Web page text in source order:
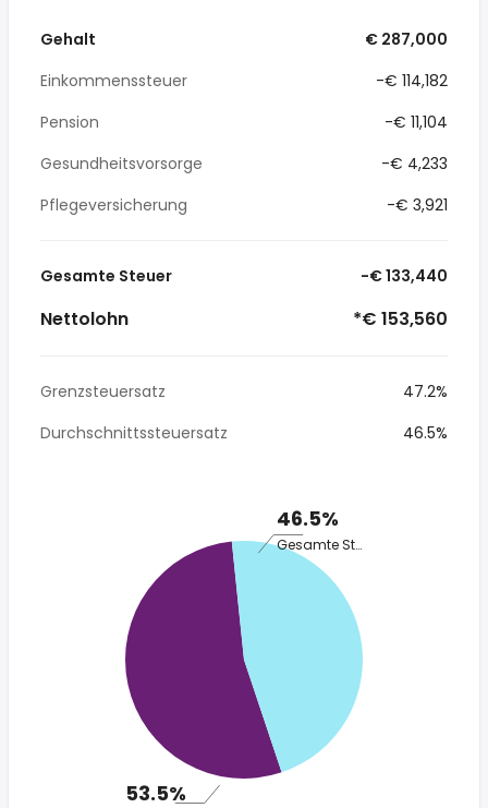
Gehalt
€ 287,000
Einkommenssteuer
-€ 114,182
Pension
-€ 11,104
Gesundheitsvorsorge
-€ 4,233
Pflegeversicherung
-€ 3,921
Gesamte Steuer -€ 133,440
Nettolohn *€ 153,560
Grenzsteuersatz
47.2%
Durchschnittssteuersatz
46.5%
46.5%
Gesamte Steuer
53.5%